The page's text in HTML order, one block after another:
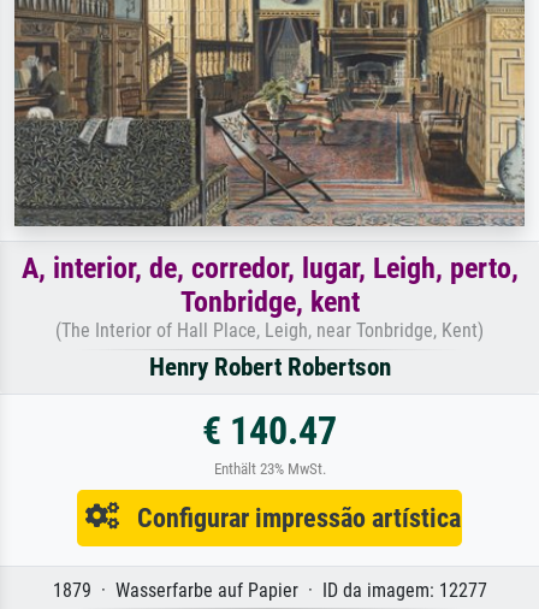
A, interior, de, corredor, lugar, Leigh, perto,
Tonbridge, kent
(The Interior of Hall Place, Leigh, near Tonbridge, Kent)
Henry Robert Robertson
€ 140.47
Enthält 23% MwSt.
Configurar impressão artística
1879 · Wasserfarbe auf Papier · ID da imagem: 12277